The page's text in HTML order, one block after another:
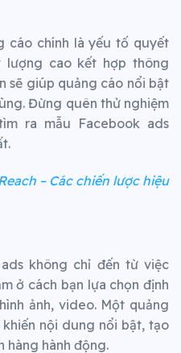
cáo chính là yếu tố quyết
lượng cao kết hợp thông
sẽ giúp quảng cáo nổi bật
Đừng quên thử nghiệm
ra mẫu Facebook ads
– Các chiến lược hiệu
không chỉ đến từ việc
ở cách bạn lựa chọn định
ảnh, video. Một quảng
nội dung nổi bật, tạo
hàng hành động.